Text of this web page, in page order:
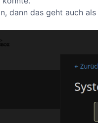
dann das geht auch als